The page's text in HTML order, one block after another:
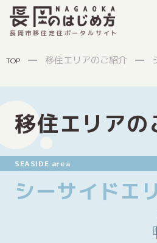
長岡市移住定住ポータルサイト
TOP 移住エリアのご紹介
移住エリアの
SEASIDE area
シーサイドエ